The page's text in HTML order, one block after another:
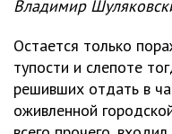
Владимир
Остается только
тупости и слепоте
решивших отдать в
оживленной